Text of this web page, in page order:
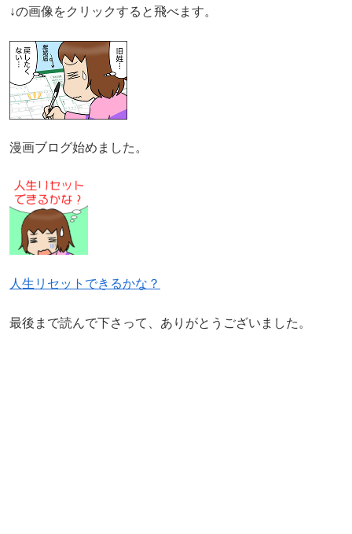
↓の画像をクリックすると飛べます。
漫画ブログ始めました。
人生リセットできるかな？
最後まで読んで下さって、ありがとうございました。